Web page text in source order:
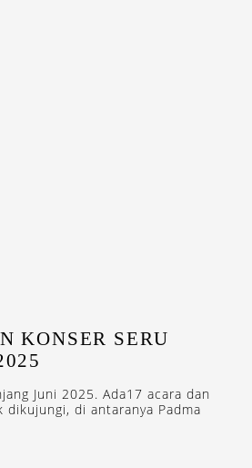
KONSER SERU
Juni 2025. Ada17 acara dan
di antaranya Padma